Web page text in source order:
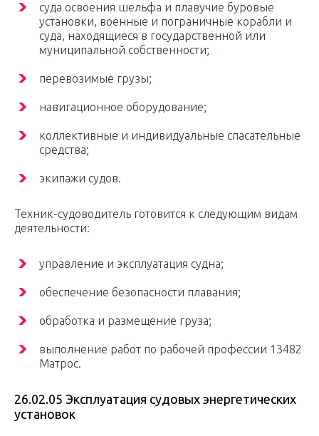
суда освоения шельфа и плавучие буровые
установки, военные и пограничные корабли и
суда, находящиеся в государственной или
муниципальной собственности;
перевозимые грузы;
навигационное оборудование;
коллективные и индивидуальные спасательные
средства;
экипажи судов.
Техник-судоводитель готовится к следующим видам
деятельности:
управление и эксплуатация судна;
обеспечение безопасности плавания;
обработка и размещение груза;
выполнение работ по рабочей профессии 13482
Матрос.
26.02.05 Эксплуатация судовых энергетических
установок